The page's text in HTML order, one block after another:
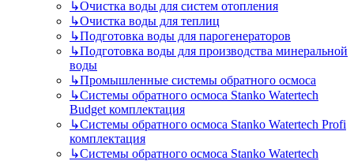
↳Очистка воды для систем отопления
↳Очистка воды для теплиц
↳Подготовка воды для парогенераторов
↳Подготовка воды для производства минеральной
воды
↳Промышленные системы обратного осмоса
↳Системы обратного осмоса Stanko Watertech
Budget комплектация
↳Системы обратного осмоса Stanko Watertech Profi
комплектация
↳Системы обратного осмоса Stanko Watertech